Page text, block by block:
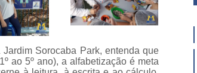
Sorocaba Park, entenda que
ao 5º ano), a alfabetização é meta